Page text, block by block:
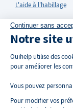
L'aide à l'habillage
Ménage et entretien
Entretien du linge
Continuer sans
Notre site
Ouihelp utilise des
pour améliorer les
Vous pouvez
Pour modifier vos